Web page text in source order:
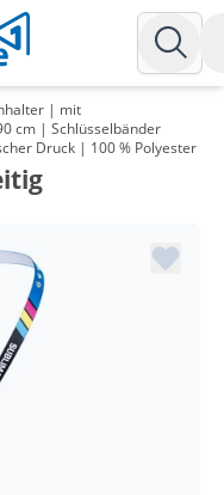
| mit
cm | Schlüsselbänder
Druck | 100 % Polyester